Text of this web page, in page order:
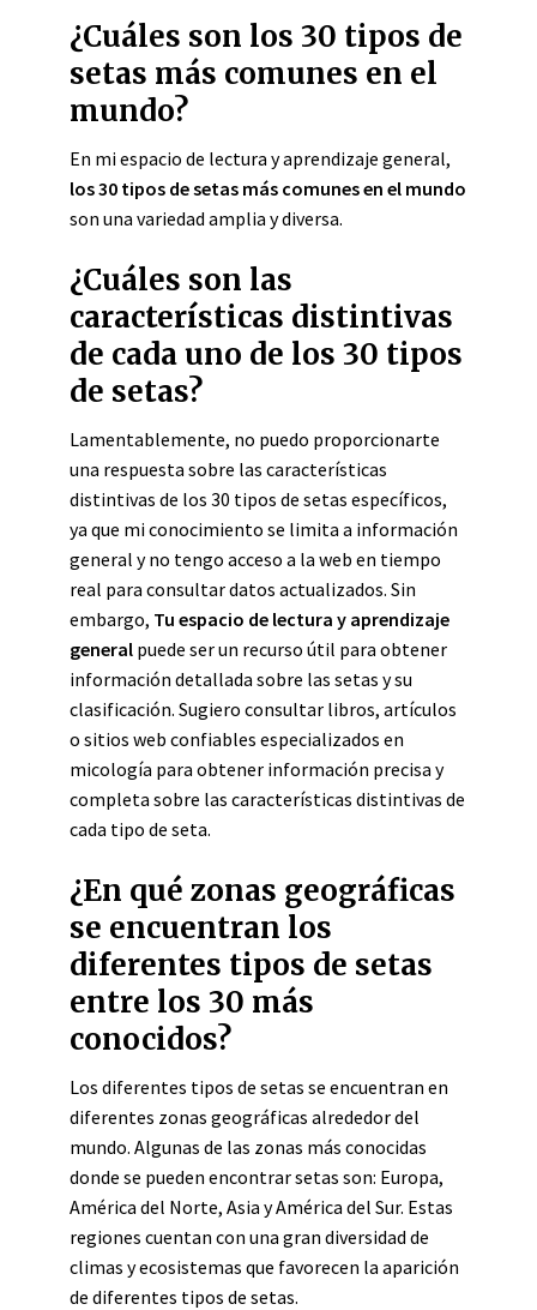
¿Cuáles son los 30 tipos de
setas más comunes en el
mundo?
En mi espacio de lectura y aprendizaje general,
los 30 tipos de setas más comunes en el mundo
son una variedad amplia y diversa.
¿Cuáles son las
características distintivas
de cada uno de los 30 tipos
de setas?
Lamentablemente, no puedo proporcionarte
una respuesta sobre las características
distintivas de los 30 tipos de setas específicos,
ya que mi conocimiento se limita a información
general y no tengo acceso a la web en tiempo
real para consultar datos actualizados. Sin
embargo, Tu espacio de lectura y aprendizaje
general puede ser un recurso útil para obtener
información detallada sobre las setas y su
clasificación. Sugiero consultar libros, artículos
o sitios web confiables especializados en
micología para obtener información precisa y
completa sobre las características distintivas de
cada tipo de seta.
¿En qué zonas geográficas
se encuentran los
diferentes tipos de setas
entre los 30 más
conocidos?
Los diferentes tipos de setas se encuentran en
diferentes zonas geográficas alrededor del
mundo. Algunas de las zonas más conocidas
donde se pueden encontrar setas son: Europa,
América del Norte, Asia y América del Sur. Estas
regiones cuentan con una gran diversidad de
climas y ecosistemas que favorecen la aparición
de diferentes tipos de setas.